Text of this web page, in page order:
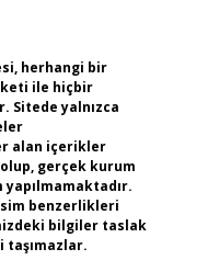
herhangi bir
ile hiçbir
Sitede yalnızca
alan içerikler
gerçek kurum
yapılmamaktadır.
benzerlikleri
bilgiler taslak